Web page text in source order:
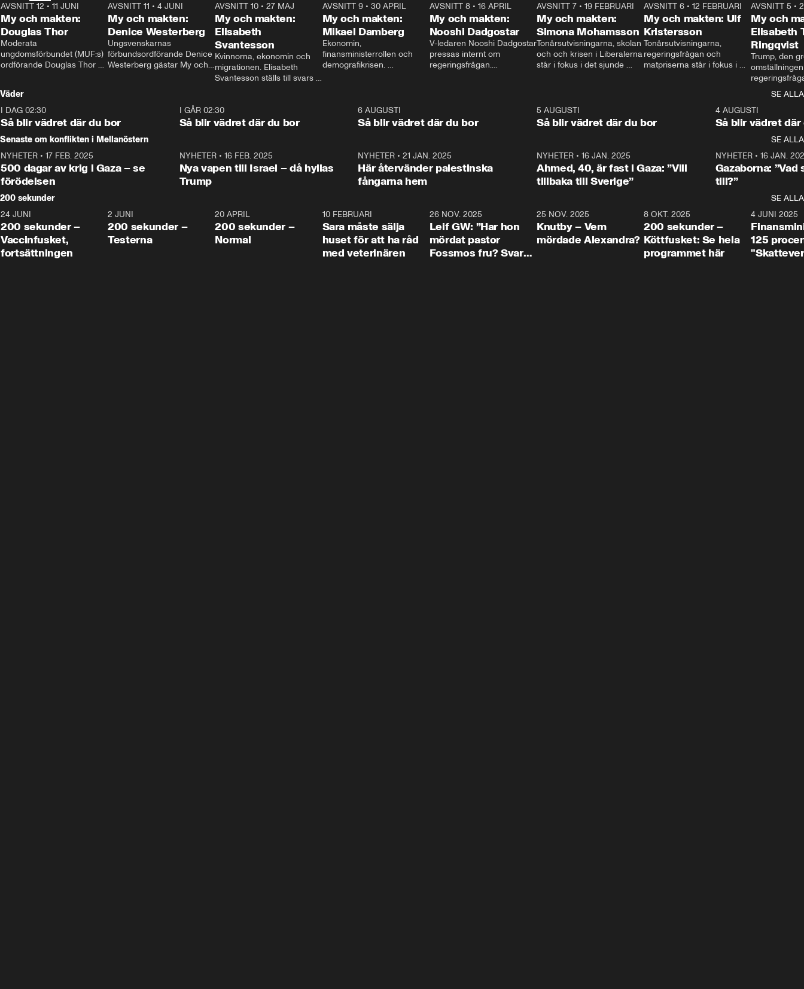
26:27
AVSNITT 12 • 11 JUNI
My och makten:
Douglas Thor
Moderata
ungdomsförbundet (MUF:s)
ordförande Douglas Thor
tonårsutvisningarna och hur
Moderaterna ska locka
väljare till valet i höst.
23:40
AVSNITT 11 •4 JUNI
My och makten:
Denice Westerberg
Ungsvenskarnas
förbundsordförande Denice
Westerberg gästar My och
AVSNITT 10 •27 MAJ
My och makten:
Elisabeth
Svantesson
Kvinnorna, ekonomin och
migrationen. Elisabeth
Svantesson ställs till svars
AVSNITT 9• 30 APRIL
My och makten:
Mikael Damberg
Ekonomin,
finansministerrollen och
demografikrisen.
och Makten.
AVSNITT 8• 16 APRIL
My och makten:
Nooshi Dadgostar
V-ledaren Nooshi Dadgostar
pressas internt om
regeringsfrågan.
– Vi ställer upp i val. Ska vi
vara med så sitter vi förstås
24:30
AVSNITT 7• 19 FEBRUARI
My och makten:
Simona Mohamsson
Tonårsutvisningarna, skolan
och och krisen i Liberalerna
står i fokus i det sjunde
kommentator My
Rohwedder ställer
utbildnings- och
Mohamsson till svars.
27:30
AVSNITT 6 •12 FEBRUARI
My och makten: Ulf
Kristersson
Tonårsutvisningarna,
regeringsfrågan och
matpriserna står i fokus i
Rohwedder ställer
statsminister Ulf Kristersson
AVSNITT 5 •
My och
Elisabeth
Ringqvist
Trump, den
centrum i
avsnittet av
Makten”. Se
Aftonbladets
Rohwedder
Thand Ring
Väder
SE ALLA
I DAG 02:30
Så blir vädret där du bor
1:06
I GÅR 02:30
Så blir vädret där du bor
6 AUGUSTI
Så blir vädret där du bor
5 AUGUSTI
Så blir vädret där du bor
4 AUGUSTI
Så blir vädret där
Senaste om konflikten i Mellanöstern
SE ALLA
NYHETER • 17 FEB. 2025
500 dagar av krig i Gaza – se
förödelsen
NYHETER• 16 FEB. 2025
Nya vapen till Israel – då hyllas
Trump
NYHETER •21 JAN. 2025
Här återvänder palestinska
fångarna hem
NYHETER• 16 JAN. 2025
Ahmed, 40, är fast i Gaza: ”Vill
tillbaka till Sverige”
NYHETER• 16 JAN.
Gazaborna:
till?”
200 sekunder
SE ALLA
5:00
24 JUNI
200 sekunder –
Vaccinfusket,
fortsättningen
4:23
2 JUNI
200 sekunder –
Testerna
20 APRIL
200 sekunder –
Normal
10 FEBRUARI
Sara måste sälja
huset för att ha råd
med veterinären
26 NOV. 2025
Leif GW: ”Har hon
mördat pastor
Fossmos fru? Svar
31:05
25 NOV. 2025
Knutby – Vem
mördade Alexandra?
4:29
8 OKT. 2025
200 sekunder –
Köttfusket: Se hela
programmet här
4 JUNI 2025
125